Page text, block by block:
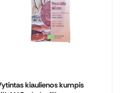
kiaulienos kumpis